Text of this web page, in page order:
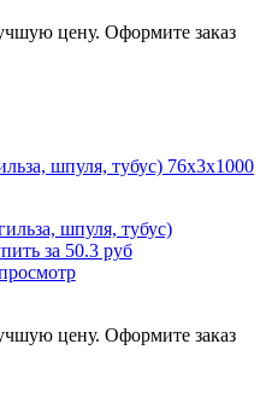
цену. Оформите заказ
шпуля, тубус) 76х3х1000
цену. Оформите заказ